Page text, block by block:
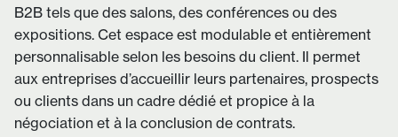
B2B tels que des salons, des conférences ou des
expositions. Cet espace est modulable et entièrement
personnalisable selon les besoins du client. Il permet
aux entreprises d’accueillir leurs partenaires, prospects
ou clients dans un cadre dédié et propice à la
négociation et à la conclusion de contrats.